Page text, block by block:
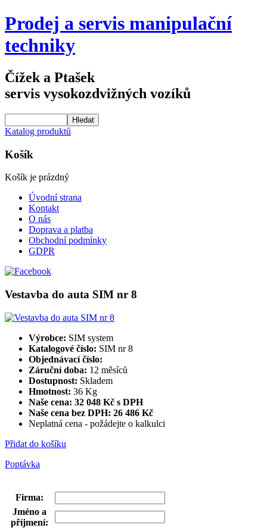
Prodej a servis manipulační
techniky
Čížek a Ptašek
servis vysokozdvižných vozíků
Katalog produktů
Košík
Košík je prázdný
Úvodní strana
Kontakt
O nás
Doprava a platba
Obchodní podmínky
GDPR
Vestavba do auta SIM nr 8
Výrobce: SIM system
Katalogové číslo: SIM nr 8
Objednávací číslo:
Záruční doba: 12 měsíců
Dostupnost: Skladem
Hmotnost: 36 Kg
Naše cena: 32 048 Kč s DPH
Naše cena bez DPH: 26 486 Kč
Neplatná cena - požádejte o kalkulci
Přidat do košíku
Poptávka
Firma:
Jméno a
příjmení: